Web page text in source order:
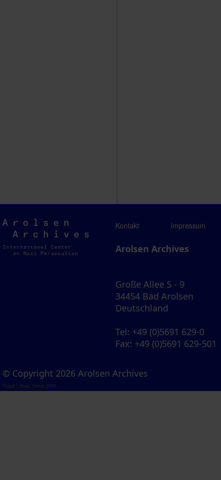
Arolsen
Archives
Kontakt Impressum
Arolsen Archives
Große Allee 5 - 9
34454 Bad Arolsen
Deutschland
Tel: +49 (0)5691 629-0
Fax: +49 (0)5691 629-501
© Copyright 2026 Arolsen Archives
Visual Library Server 2026